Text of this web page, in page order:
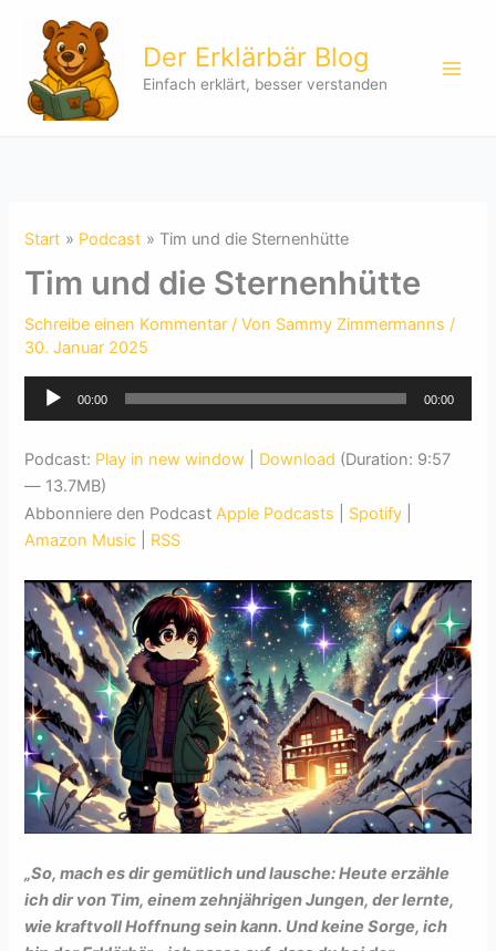
springen
Der Erklärbär Blog
Einfach erklärt, besser verstanden
Start Podcast Tim und die Sternenhütte
Tim und die Sternenhütte
Schreibe einen Kommentar / Von Sammy Zimmermanns/
30. Januar 2025
Audio-
00:00 00:00
Podcast: Play in new window Download (Duration: 9:57
— 13.7MB)
Abbonniere den PodcastApple Podcasts Spotify
Amazon Music
RSS
„So, mach es dir gemütlich und lausche: Heute erzähle
ich dir von Tim, einem zehnjährigen Jungen, der lernte,
wie kraftvoll Hoffnung sein kann. Und keine Sorge, ich